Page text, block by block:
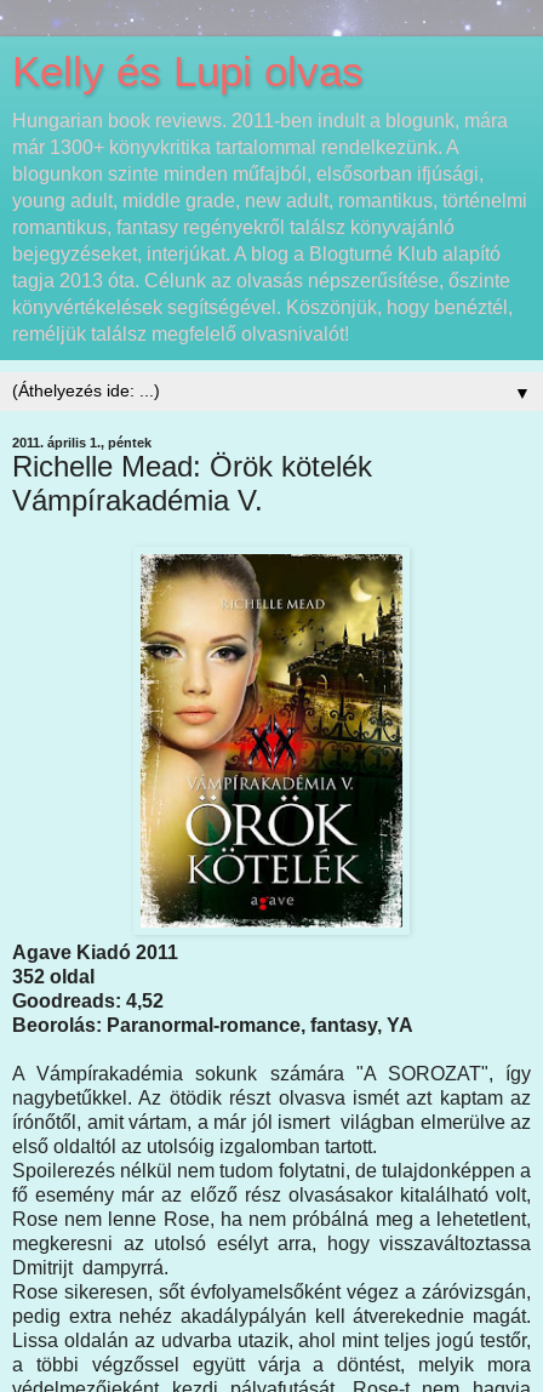
Kelly és Lupi olvas
Hungarian book reviews. 2011-ben indult a blogunk, mára
már 1300+ könyvkritika tartalommal rendelkezünk. A
blogunkon szinte minden műfajból, elsősorban ifjúsági,
young adult, middle grade, new adult, romantikus, történelmi
romantikus, fantasy regényekről találsz könyvajánló
bejegyzéseket, interjúkat. A blog a Blogturné Klub alapító
tagja 2013 óta. Célunk az olvasás népszerűsítése, őszinte
könyvértékelések segítségével. Köszönjük, hogy benéztél,
reméljük találsz megfelelő olvasnivalót!
▼
2011. április 1., péntek
Richelle Mead: Örök kötelék
Vámpírakadémia V.
Agave Kiadó 2011
352 oldal
Goodreads: 4,52
Beorolás: Paranormal-romance, fantasy, YA
A Vámpírakadémia sokunk számára "A SOROZAT", így
nagybetűkkel. Az ötödik részt olvasva ismét azt kaptam az
írónőtől, amit vártam, a már jól ismert világban elmerülve az
első oldaltól az utolsóig izgalomban tartott.
Spoilerezés nélkül nem tudom folytatni, de tulajdonképpen a
fő esemény már az előző rész olvasásakor kitalálható volt,
Rose nem lenne Rose, ha nem próbálná meg a lehetetlent,
megkeresni az utolsó esélyt arra, hogy visszaváltoztassa
Dmitrijt dampyrrá.
Rose sikeresen, sőt évfolyamelsőként végez a záróvizsgán,
pedig extra nehéz akadálypályán kell átverekednie magát.
Lissa oldalán az udvarba utazik, ahol mint teljes jogú testőr,
a többi végzőssel együtt várja a döntést, melyik mora